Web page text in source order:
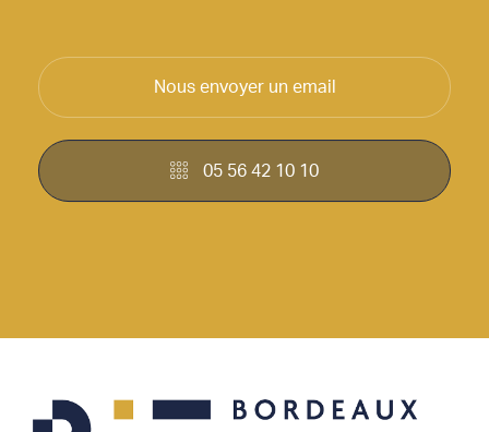
Nous envoyer un email
05 56 42 10 10